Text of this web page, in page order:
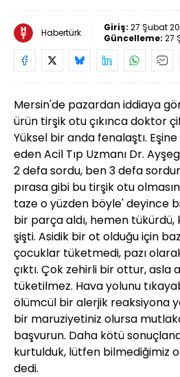
Habertürk Giriş: 27 Şubat
Güncelleme: 27
Mersin'de pazardan iddiaya
ürün tirşik otu çıkınca doktor
Yüksel bir anda fenalaştı.
eden Acil Tıp Uzmanı Dr.
2 defa sordu, ben 3 defa
pırasa gibi bu tirşik otu
taze o yüzden böyle' deyince
bir parça aldı, hemen tükürdü,
şişti. Asidik bir ot olduğu için
çocuklar tüketmedi, pazı
çıktı. Çok zehirli bir ottur, asla
tüketilmez. Hava yolunu
ölümcül bir alerjik reaksiyona
bir maruziyetiniz olursa
başvurun. Daha kötü
kurtulduk, lütfen bilmediğimiz
dedi.